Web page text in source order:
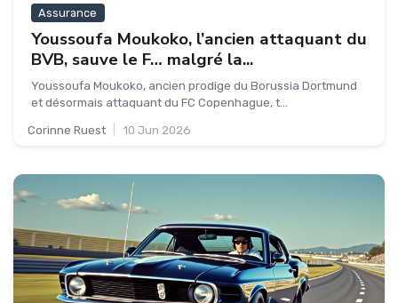
Assurance
Youssoufa Moukoko, l’ancien attaquant du
BVB, sauve le F… malgré la...
Youssoufa Moukoko, ancien prodige du Borussia Dortmund
et désormais attaquant du FC Copenhague, t...
Corinne Ruest 10 Jun 2026